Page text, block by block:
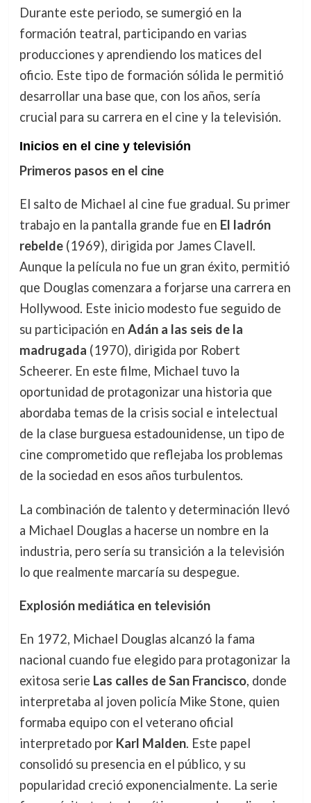
Durante este periodo, se sumergió en la
formación teatral, participando en varias
producciones y aprendiendo los matices del
oficio. Este tipo de formación sólida le permitió
desarrollar una base que, con los años, sería
crucial para su carrera en el cine y la televisión.
Inicios en el cine y televisión
Primeros pasos en el cine
El salto de Michael al cine fue gradual. Su primer
trabajo en la pantalla grande fue en El ladrón
rebelde(1969), dirigida por James Clavell.
Aunque la película no fue un gran éxito, permitió
que Douglas comenzara a forjarse una carrera en
Hollywood. Este inicio modesto fue seguido de
su participación en Adán a las seis de la
madrugada (1970), dirigida por Robert
Scheerer. En este filme, Michael tuvo la
oportunidad de protagonizar una historia que
abordaba temas de la crisis social e intelectual
de la clase burguesa estadounidense, un tipo de
cine comprometido que reflejaba los problemas
de la sociedad en esos años turbulentos.
La combinación de talento y determinación llevó
a Michael Douglas a hacerse un nombre en la
industria, pero sería su transición a la televisión
lo que realmente marcaría su despegue.
Explosión mediática en televisión
En 1972, Michael Douglas alcanzó la fama
nacional cuando fue elegido para protagonizar la
exitosa serie Las calles de San Francisco, donde
interpretaba al joven policía Mike Stone, quien
formaba equipo con el veterano oficial
interpretado por Karl Malden. Este papel
consolidó su presencia en el público, y su
popularidad creció exponencialmente. La serie